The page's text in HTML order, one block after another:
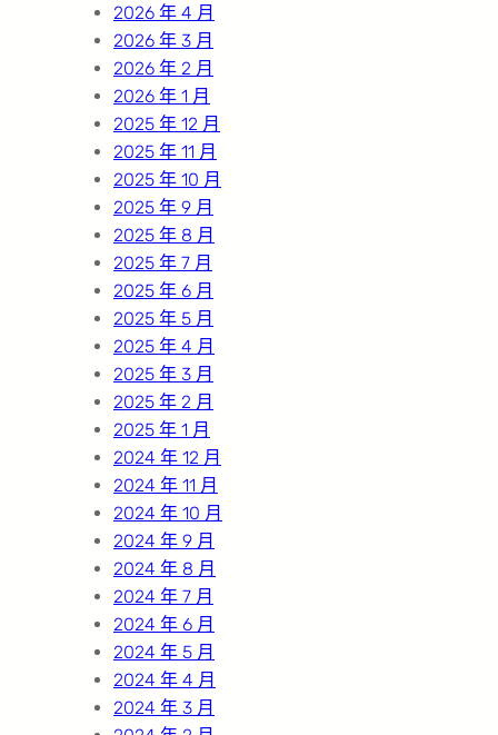
2026 年 4 月
2026 年 3 月
2026 年 2 月
2026 年 1 月
2025 年 12 月
2025 年 11 月
2025 年 10 月
2025 年 9 月
2025 年 8 月
2025 年 7 月
2025 年 6 月
2025 年 5 月
2025 年 4 月
2025 年 3 月
2025 年 2 月
2025 年 1 月
2024 年 12 月
2024 年 11 月
2024 年 10 月
2024 年 9 月
2024 年 8 月
2024 年 7 月
2024 年 6 月
2024 年 5 月
2024 年 4 月
2024 年 3 月